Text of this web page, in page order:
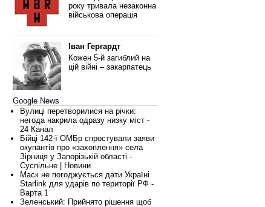
року тривала незаконна
військова операція
Іван Гергардт
Кожен 5-й загиблий на
цій війні – закарпатець
Google News
Вулиці перетворилися на річки:
негода накрила одразу низку міст -
24 Канал
Бійці 142-ї ОМБр спростували заяви
окупантів про «захоплення» села
Зірниця у Запорізькій області -
Суспільне | Новини
Маск не погоджується дати Україні
Starlink для ударів по території РФ -
Варта 1
Зеленський: Прийнято рішення щоб